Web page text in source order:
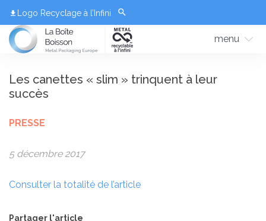
Logo Recyclage à l’Infini
menu
Les canettes « slim » trinquent à leur
succès
PRESSE
5 décembre 2017
Consulter la totalité de l’article
Partager l'article